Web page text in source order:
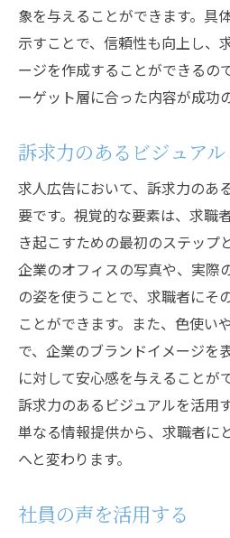
広告文の最適化
ターゲット層に合わ
効果的なタイミング
ブランドイメージの
成功事例に見る工夫
成功事例から学ぶ求人広
反響率を上げるため
成功事例に共通する
データ分析の重要性
キャンペーンの効果測
ターゲット層へのア
成功事例の紹介とそ
求人広告で求職者の心を
求職者の視点に立っ
応募者の声を取り入れる
象を与えることができます。具
示すことで、信頼性も向上し、
ージを作成することができるの
ーゲット層に合った内容が成功
訴求力のあるビジュアル
求人広告において、訴求力のあ
要です。視覚的な要素は、求職
き起こすための最初のステップ
企業のオフィスの写真や、実際
の姿を使うことで、求職者にそ
ことができます。また、色使い
で、企業のブランドイメージを
に対して安心感を与えることが
訴求力のあるビジュアルを活用
単なる情報提供から、求職者に
へと変わります。
社員の声を活用する